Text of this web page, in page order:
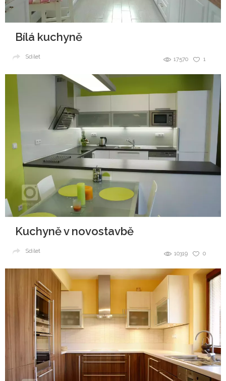
Bílá kuchyně
1
17570
Sdílet
Kuchyně v novostavbě
0
10319
Sdílet